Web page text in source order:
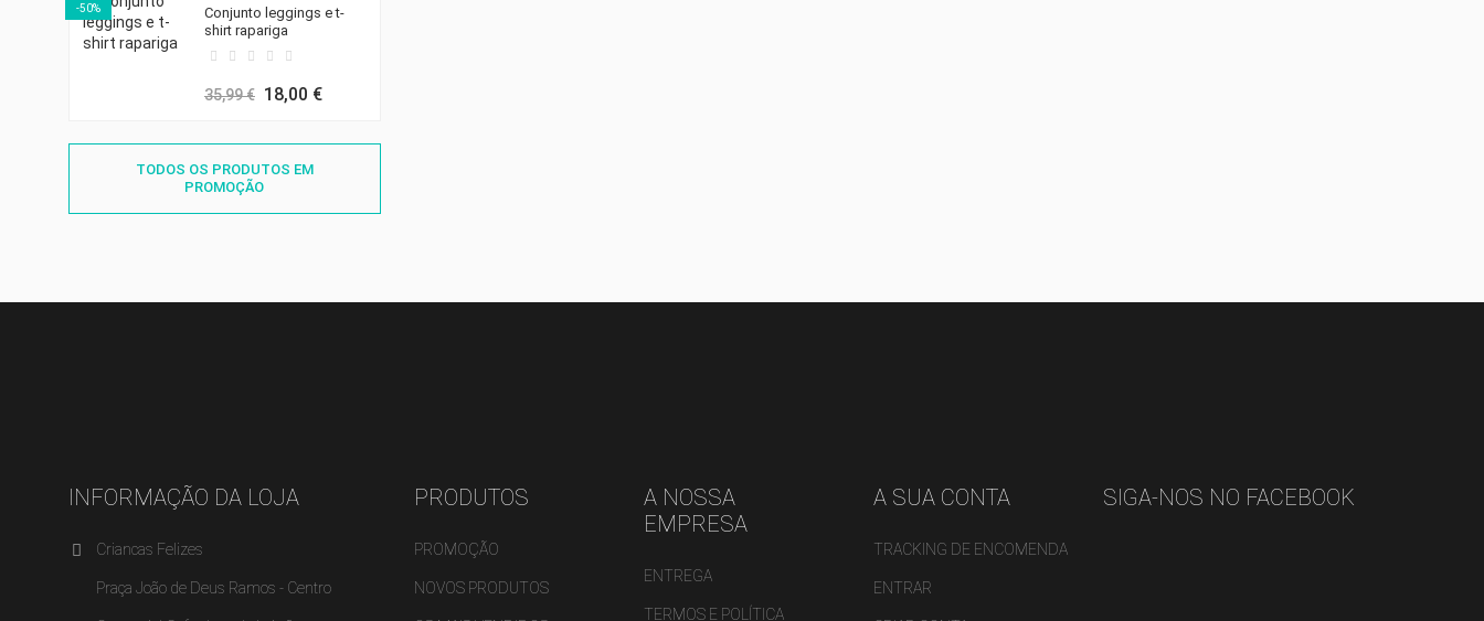
-50%
Conjunto leggings e t-
shirt rapariga
35,99 € 18,00 €
TODOS OS PRODUTOS EM
PROMOÇÃO
INFORMAÇÃO DA LOJA
Criancas Felizes
Praça João de Deus Ramos - Centro
PRODUTOS
PROMOÇÃO
NOVOS PRODUTOS
A NOSSA
EMPRESA
ENTREGA
TERMOS E POLÍTICA
A SUA CONTA
TRACKING DE ENCOMENDA
ENTRAR
SIGA-NOS NO FACEBOOK